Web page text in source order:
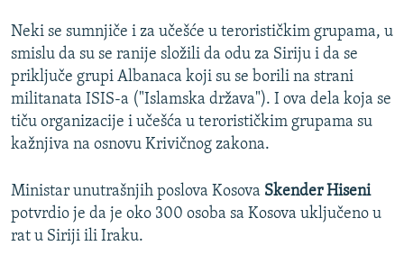
Neki se sumnjiče i za učešće u terorističkim grupama, u
smislu da su se ranije složili da odu za Siriju i da se
priključe grupi Albanaca koji su se borili na strani
militanata ISIS-a ("Islamska država"). I ova dela koja se
tiču organizacije i učešća u terorističkim grupama su
kažnjiva na osnovu Krivičnog zakona.
Ministar unutrašnjih poslova Kosova Skender Hiseni
potvrdio je da je oko 300 osoba sa Kosova uključeno u
rat u Siriji ili Iraku.